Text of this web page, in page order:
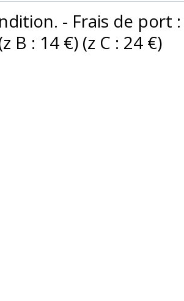
- Frais de port
B : 14 €) (z C : 24 €)